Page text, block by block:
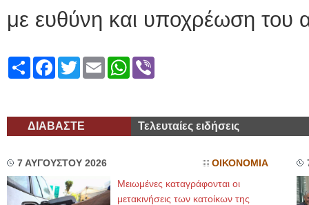
με ευθύνη και υποχρέωση του
ShareFacebook
TwitterEmailWhatsApp
ΔΙΑΒΑΣΤΕ Τελευταίες ειδήσεις
7 ΑΥΓΟΥΣΤΟΥ 2026 ΟΙΚΟΝΟΜΙΑ
Μειωμένες καταγράφονται οι
μετακινήσεις των κατοίκων της